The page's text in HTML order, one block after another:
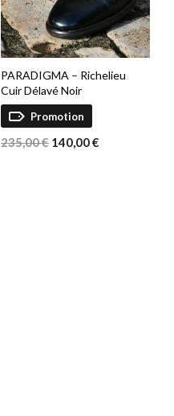
PARADIGMA – Richelieu
Cuir Délavé Noir
Promotion
235,00€ Le
140,00€Le